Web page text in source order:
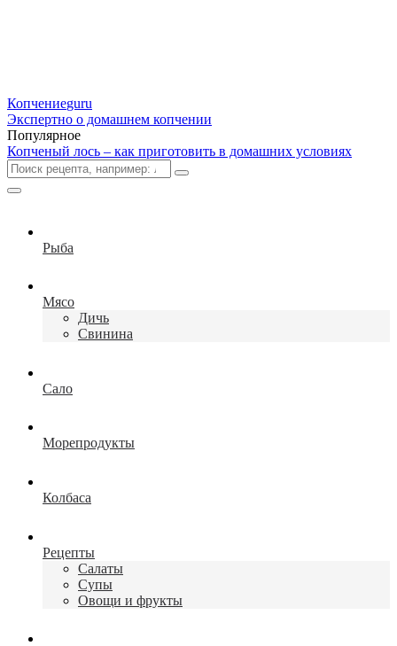
Копчениеguru
Экспертно о домашнем копчении
Популярное
Копченый лось – как приготовить в домашних условиях
Рыба
Мясо
Дичь
Свинина
Сало
Морепродукты
Колбаса
Рецепты
Салаты
Супы
Овощи и фрукты